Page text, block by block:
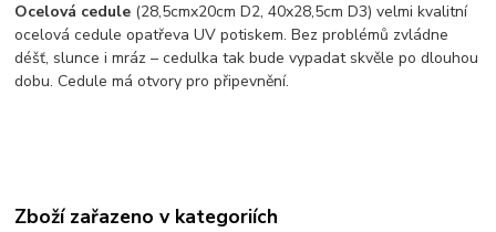
Ocelová cedule (28,5cmx20cm D2, 40x28,5cm D3) velmi kvalitní
ocelová cedule opatřeva UV potiskem. Bez problémů zvládne
déšť, slunce i mráz – cedulka tak bude vypadat skvěle po dlouhou
dobu. Cedule má otvory pro připevnění.
Zboží zařazeno v kategoriích